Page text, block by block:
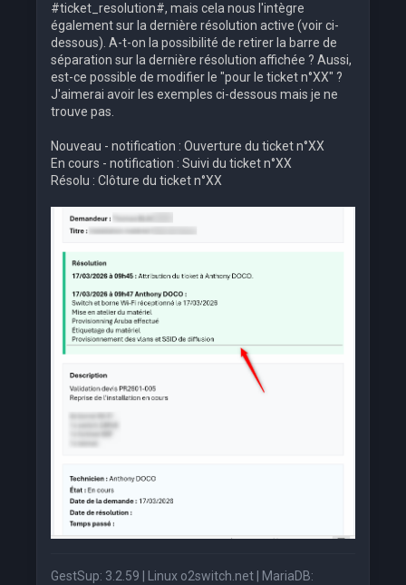
#ticket_resolution#, mais cela nous l'intègre
également sur la dernière résolution active (voir ci-
dessous). A-t-on la possibilité de retirer la barre de
séparation sur la dernière résolution affichée ? Aussi,
est-ce possible de modifier le "pour le ticket n°XX" ?
J'aimerai avoir les exemples ci-dessous mais je ne
trouve pas.
Nouveau - notification : Ouverture du ticket n°XX
En cours - notification : Suivi du ticket n°XX
Résolu : Clôture du ticket n°XX
GestSup: 3.2.59 | Linux o2switch.net | MariaDB: